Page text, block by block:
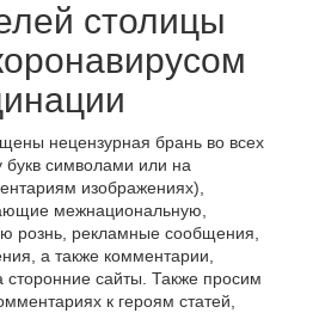
столицы
нецензурная брань во всех
букв символами или на
изображениях),
межнациональную,
рознь, рекламные сообщения,
а также комментарии,
сайты. Также просим
к героям статей,